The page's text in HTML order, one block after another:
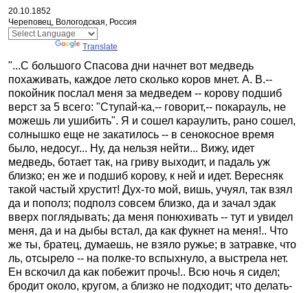
20.10.1852
Череповец, Вологодская, Россия
Translate
"...С большого Спасова дни начнет вот медведь
похаживать, каждое лето сколько коров мнет. А. В.--
покойник послал меня за медведем -- корову подшиб
верст за 5 всего: "Ступай-ка,-- говорит,-- покарауль, не
можешь ли ушибить". Я и сошел караулить, рано сошел,
солнышко еще не закатилось -- в сенокосное время
было, недосуг... Ну, да нельзя нейти... Вижу, идет
медведь, ботает так, на гриву выходит, и падаль уж
близко; ен же и подшиб корову, к ней и идет. Вересняк
такой частый хрустит! Дух-то мой, вишь, учуял, так взял
да и пополз; подполз совсем близко, да и зачал эдак
вверх поглядывать; да меня понюхивать -- тут и увидел
меня, да и на дыбы встал, да как фукнет на меня!.. Что
же ты, братец, думаешь, не взяло ружье; в затравке, что
ль, отсырело -- на полке-то вспыхнуло, а выстрела нет.
Ен вскочил да как побежит прочь!.. Всю ночь я сидел;
бродит около, кругом, а близко не подходит; что делать-